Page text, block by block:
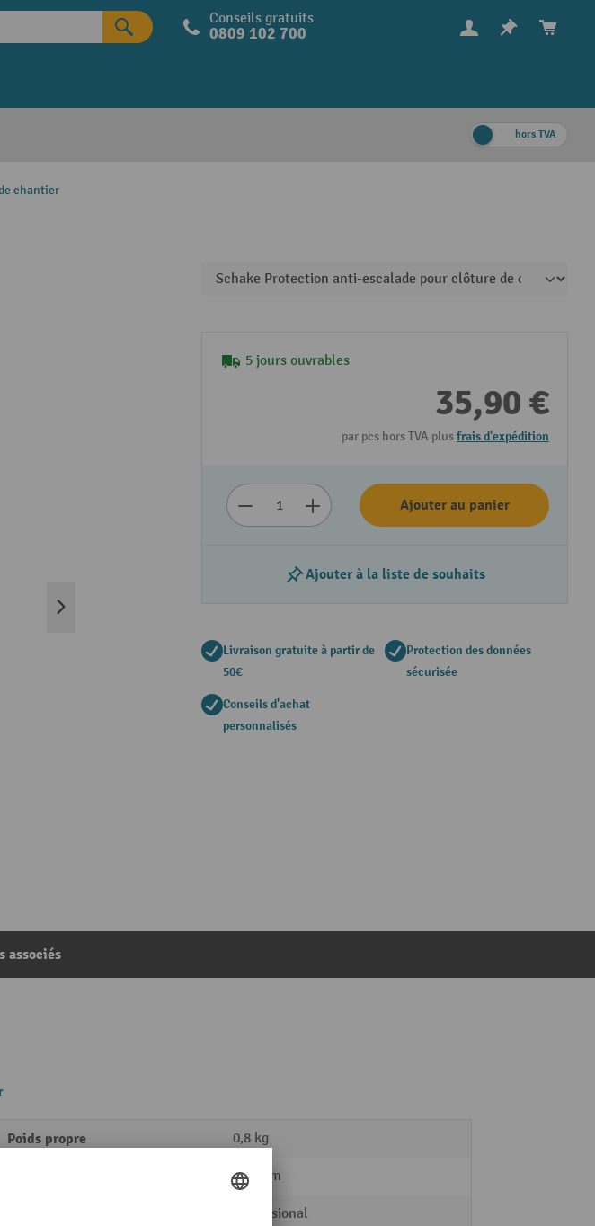
Conseils gratuits
0809 102 700
hors TVA
chantier
5 jours ouvrables
35,90 €
par pcs hors TVA plusfrais d'expédition
Ajouter au panier
Ajouter à la liste de souhaits
Livraison gratuite à partir de
50€
Protection des données
sécurisée
Conseils d'achat
personnalisés
associés
Poids propre 0,8 kg
594 mm
Professional